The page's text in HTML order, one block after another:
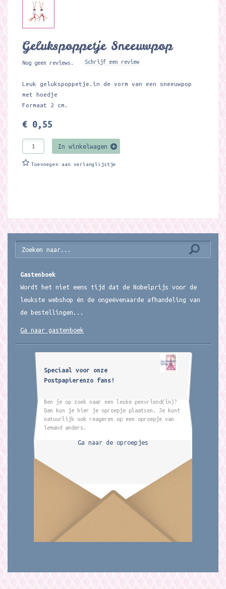
Gelukspoppetje Sneeuwpop
Nog geen reviews. Schrijf een review
Leuk gelukspoppetje.in de vorm van een sneeuwpop
met hoedje
Formaat 2 cm.
€ 0,55
In winkelwagen
Toevoegen aan verlanglijstje
Gastenboek
Wordt het niet eens tijd dat de Nobelprijs voor de
leukste webshop én de ongeëvenaarde afhandeling van
de bestellingen...
Ga naar gastenboek
Speciaal voor onze
Postpapierenzo fans!
Ben je op zoek naar een leuke penvriend(in)?
Dan kun je hier je oproepje plaatsen. Je kunt
natuurlijk ook reageren op een oproepje van
iemand anders.
Ga naar de oproepjes